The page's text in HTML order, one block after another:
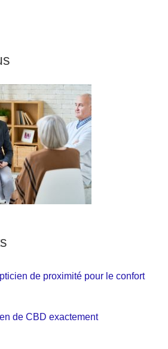
de proximité pour le confort
de CBD exactement